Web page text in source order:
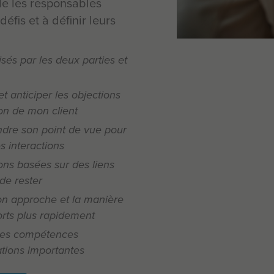
et à définir leurs
par les deux parties et
anticiper les objections
de mon client
son point de vue pour
interactions
basées sur des liens
rester
approche et la manière
plus rapidement
compétences
importantes